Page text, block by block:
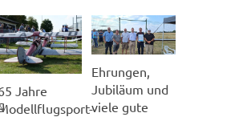
Jahre
Ehrungen,
Jubiläum und
viele gute